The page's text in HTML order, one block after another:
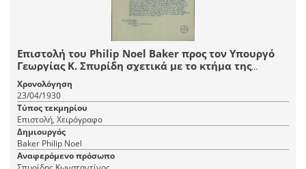
Επιστολή του Philip Noel Baker προς τον Υπουργό
Γεωργίας Κ. Σπυρίδη σχετικά με το κτήμα της
συζύγου του στην Εύβοια.
Χρονολόγηση
23/04/1930
Τύπος τεκμηρίου
Επιστολή, Χειρόγραφο
Δημιουργός
Baker Philip Noel
Αναφερόμενο πρόσωπο